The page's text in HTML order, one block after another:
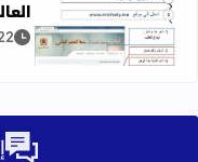
اقرأ المزيد عن